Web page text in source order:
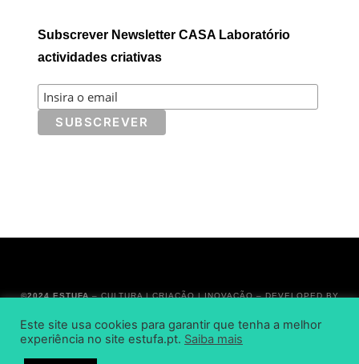
Subscrever Newsletter CASA Laboratório
actividades criativas
©2024 ESTUFA – CULTURA | CRIAÇÃO | INOVAÇÃO – DEVELOPED BY
Este site usa cookies para garantir que tenha a melhor
experiência no site estufa.pt. Saiba mais